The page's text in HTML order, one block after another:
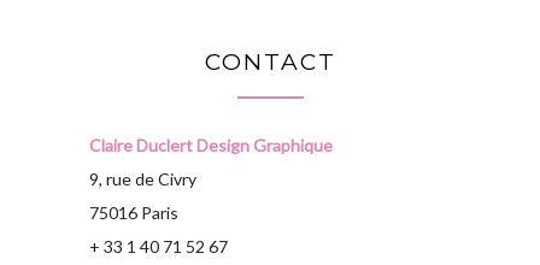
CONTACT
Claire Duclert Design Graphique
9, rue de Civry
75016 Paris
+ 33 1 40 71 52 67